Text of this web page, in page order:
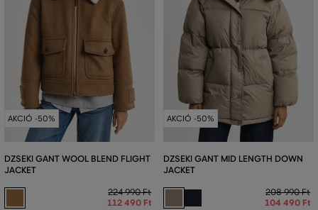
AKCIÓ -50%
DZSEKI GANT WOOL BLEND FLIGHT
JACKET
224 990 Ft
112 490 Ft
AKCIÓ -50%
DZSEKI GANT MID LENGTH DOWN
JACKET
208 990 Ft
104 490 Ft